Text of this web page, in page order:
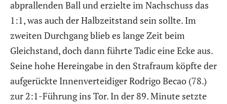
abprallenden Ball und erzielte im Nachschuss das
1:1, was auch der Halbzeitstand sein sollte. Im
zweiten Durchgang blieb es lange Zeit beim
Gleichstand, doch dann führte Tadic eine Ecke aus.
Seine hohe Hereingabe in den Strafraum köpfte der
aufgerückte Innenverteidiger Rodrigo Becao (78.)
zur 2:1-Führung ins Tor. In der 89. Minute setzte